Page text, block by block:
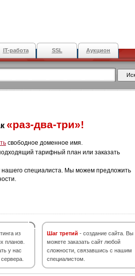
IT-работа SSL Аукцион
«раз-два-три»!
свободное доменное имя.
тарифный план или заказать
нашего специалиста. Мы можем предложить
из
планов.
у нас
Шаг третий - создание сайта. Вы
можете заказать сайт любой
сложности, связавшись с нашим
специалистом.